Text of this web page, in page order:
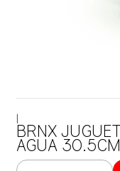
BRNX
AGUA 30.5CM